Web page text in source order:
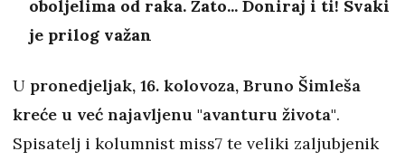
oboljelima od raka. Zato... Doniraj i ti! Svaki
je prilog važan
U pronedjeljak, 16. kolovoza, Bruno Šimleša
kreće u već najavljenu "avanturu života".
Spisatelj i kolumnist miss7 te veliki zaljubjenik